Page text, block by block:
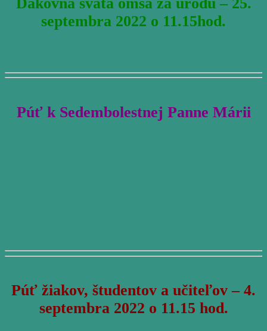
septembra 2022 o 11.15hod.
Púť k Sedembolestnej Panne Márii
Púť žiakov, študentov a učiteľov – 4.
septembra 2022 o 11.15 hod.